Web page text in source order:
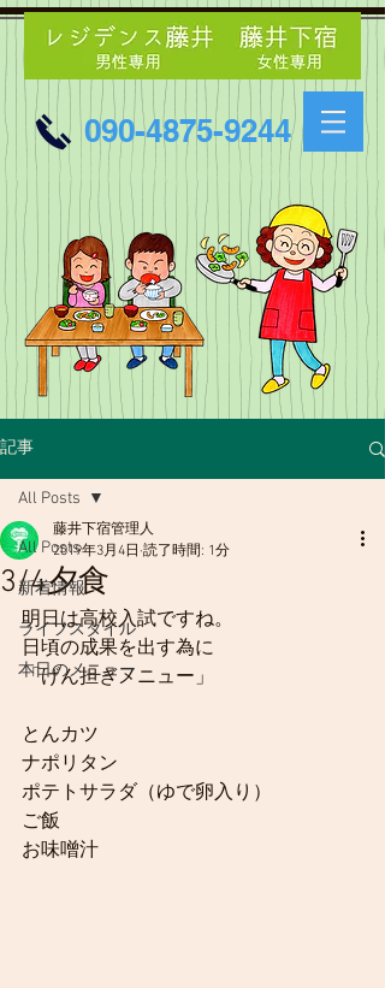
090-4875-9244
記事
All Posts
新着情報
ライフスタイル
本日のメニュー
All Posts
3/4夕食
藤井下宿管理人
2019年3月4日 読了時間: 1分
明日は高校入試ですね。
日頃の成果を出す為に
「げん担ぎメニュー」
とんカツ
ナポリタン
ポテトサラダ（ゆで卵入り）
ご飯
お味噌汁